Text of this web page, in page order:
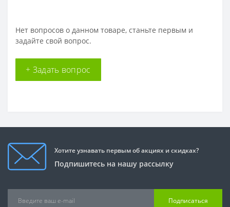
Нет вопросов о данном товаре, станьте первым и
задайте свой вопрос.
+ Задать вопрос
Хотите узнавать первым об акциях и скидках?
Подпишитесь на нашу рассылку
Подписаться